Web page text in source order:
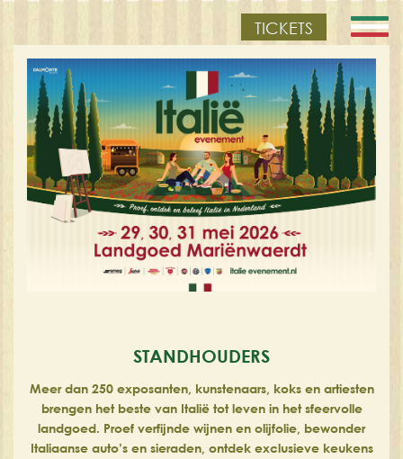
TICKETS
STANDHOUDERS
Meer dan 250 exposanten, kunstenaars, koks en artiesten
brengen het beste van Italië tot leven in het sfeervolle
landgoed. Proef verfijnde wijnen en olijfolie, bewonder
Italiaanse auto’s en sieraden, ontdek exclusieve keukens